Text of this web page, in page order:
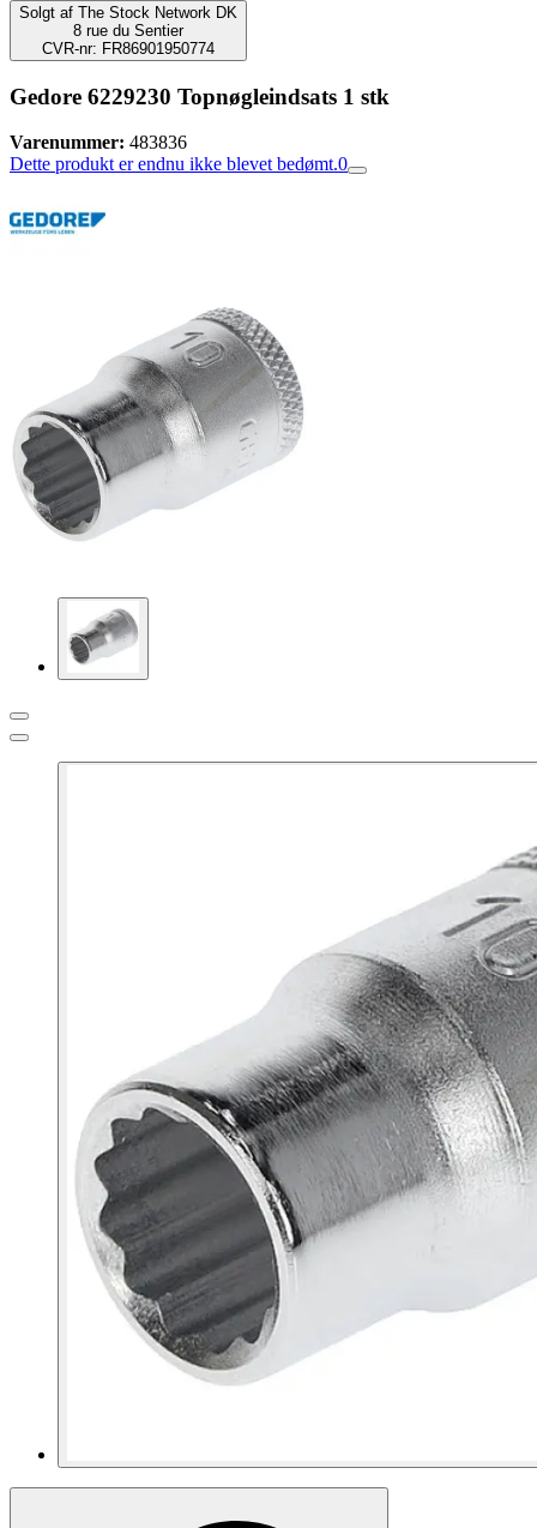
Solgt af The Stock Network DK
8 rue du Sentier
CVR-nr: FR86901950774
Gedore 6229230 Topnøgleindsats 1 stk
Varenummer: 483836
Dette produkt er endnu ikke blevet bedømt.0